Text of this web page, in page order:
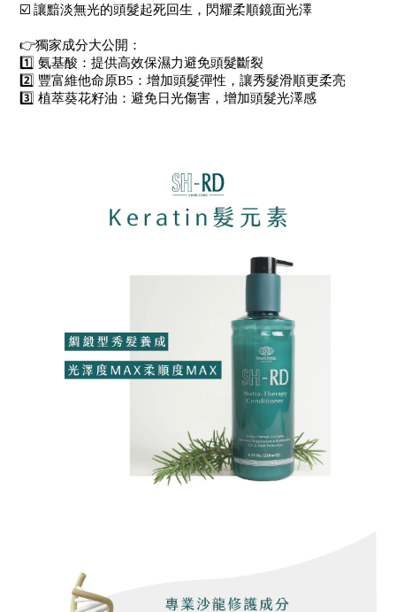
☑️ 讓黯淡無光的頭髮起死回生，閃耀柔順鏡面光澤
👉獨家成分大公開：
1️⃣ 氨基酸：提供高效保濕力避免頭髮斷裂
2️⃣ 豐富維他命原B5：增加頭髮彈性，讓秀髮滑順更柔亮
3️⃣ 植萃葵花籽油：避免日光傷害，增加頭髮光澤感